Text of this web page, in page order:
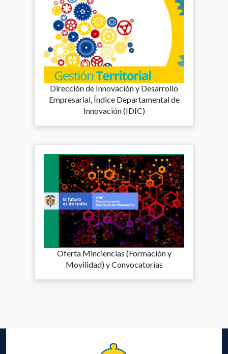
Dirección de Innovación y Desarrollo
Empresarial, Índice Departamental de
Innovación (IDIC)
Oferta Minciencias (Formación y
Movilidad) y Convocatorias